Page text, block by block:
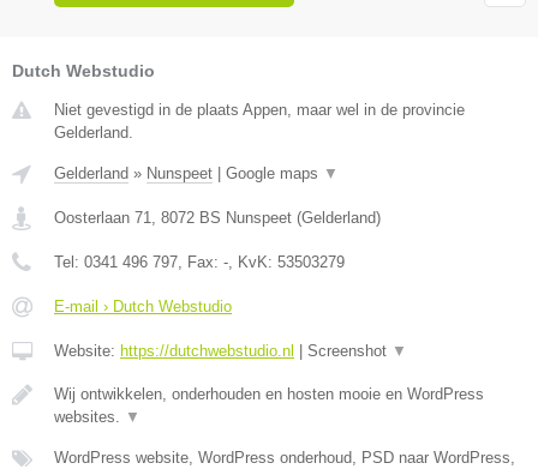
Dutch Webstudio
Niet gevestigd in de plaats Appen, maar wel in de provincie
Gelderland.
Gelderland » Nunspeet Google maps ▼
Oosterlaan 71 8072 BS Nunspeet (Gelderland)
Tel: 0341 496 797 , Fax: - , KvK: 53503279
E-mail › Dutch Webstudio
Website: https://dutchwebstudio.nl Screenshot ▼
Wij ontwikkelen, onderhouden en hosten mooie en WordPress
websites.
▼
WordPress website, WordPress onderhoud, PSD naar WordPress,